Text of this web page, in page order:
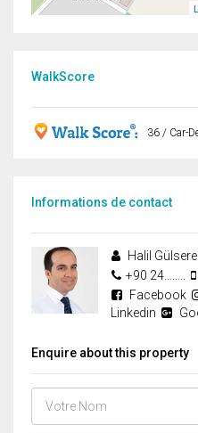
WalkScore
36 / Car-
Informations de contact
Halil
+90 24........
Facebook
Linkedin
Enquire about this property